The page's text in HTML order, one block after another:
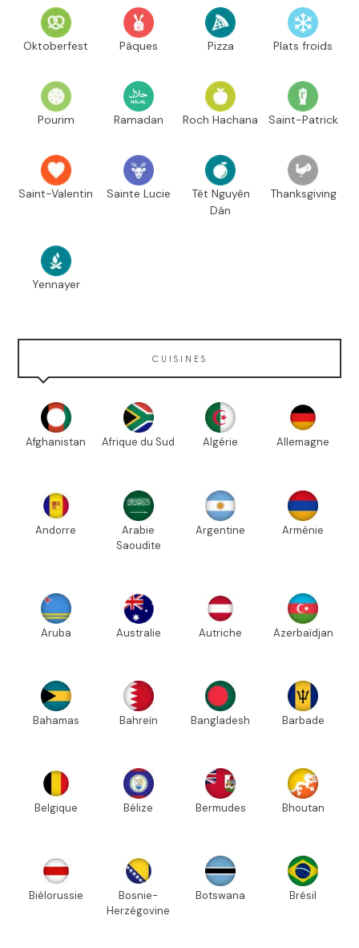
Oktoberfest Pâques Pizza Plats froids
Pourim Ramadan Roch Hachana Saint-Patrick
Saint-Valentin Sainte Lucie
Têt Nguyên
Dán
Thanksgiving
Yennayer
CUISINES
Afghanistan Afrique du Sud Algérie Allemagne
Andorre
Arabie
Saoudite
Argentine Arménie
Aruba Australie Autriche Azerbaïdjan
Bahamas Bahreïn Bangladesh Barbade
Belgique Bélize Bermudes Bhoutan
Biélorussie
Bosnie-
Herzégovine
Botswana Brésil